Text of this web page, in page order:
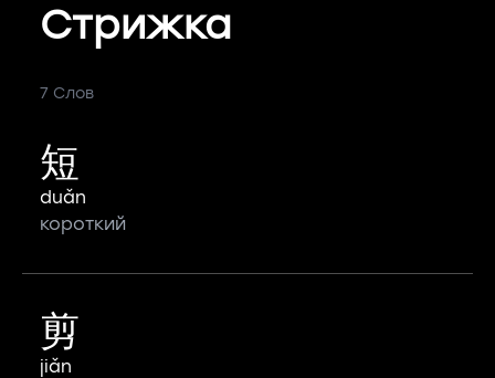
Стрижка
7 Слов
短
duǎn
короткий
剪
jiǎn